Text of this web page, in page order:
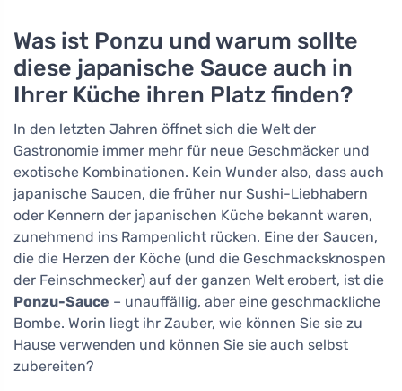
Was ist Ponzu und warum sollte
diese japanische Sauce auch in
Ihrer Küche ihren Platz finden?
In den letzten Jahren öffnet sich die Welt der
Gastronomie immer mehr für neue Geschmäcker und
exotische Kombinationen. Kein Wunder also, dass auch
japanische Saucen, die früher nur Sushi-Liebhabern
oder Kennern der japanischen Küche bekannt waren,
zunehmend ins Rampenlicht rücken. Eine der Saucen,
die die Herzen der Köche (und die Geschmacksknospen
der Feinschmecker) auf der ganzen Welt erobert, ist die
Ponzu-Sauce – unauffällig, aber eine geschmackliche
Bombe. Worin liegt ihr Zauber, wie können Sie sie zu
Hause verwenden und können Sie sie auch selbst
zubereiten?